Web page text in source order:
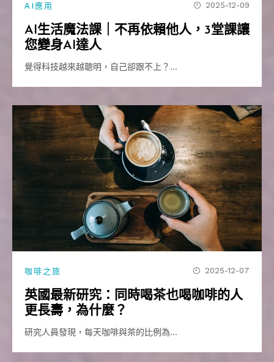
AI應用 2025-12-09
AI生活魔法課｜不再依賴他人，3堂課讓
您變身AI達人
覺得科技越來越聰明，自己卻跟不上？…
咖啡之旅 2025-12-07
英國最新研究：同時喝茶也喝咖啡的人
更長壽，為什麼？
研究人員發現，每天咖啡與茶的比例為…